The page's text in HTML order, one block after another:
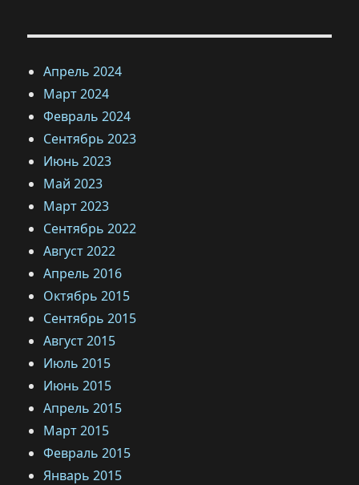
Апрель 2024
Март 2024
Февраль 2024
Сентябрь 2023
Июнь 2023
Май 2023
Март 2023
Сентябрь 2022
Август 2022
Апрель 2016
Октябрь 2015
Сентябрь 2015
Август 2015
Июль 2015
Июнь 2015
Апрель 2015
Март 2015
Февраль 2015
Январь 2015